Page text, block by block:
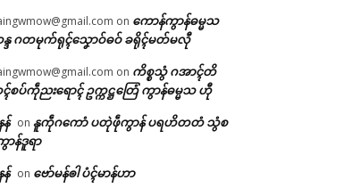
on ကောန်ကွာန်ဓမ္မသ
ဒ ဂတမုက်ရုၚ်သၞောဝ်ဓဝ် ခရိုၚ်မတ်မလီု
on ကိစ္စသွံ ဂအာၚ်တိ
ပ်ကဵုညးရောၚ် ဥက္ကဋ္ဌတြေံ ကွာန်ဓမ္မသ ဟီု
on နူကဵုဂကောံ ပတုဲဖဵုကွာန် ပရဟိတတံ သွံစ
န်ဒူရာ
on ဗော်မန်ၜါ ပံၚ်မာန်ဟာ